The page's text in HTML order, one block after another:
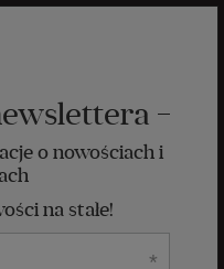
o nowościach i
na stałe!